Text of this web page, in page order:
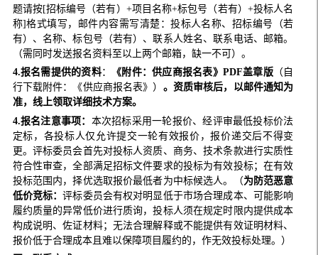
题请按[招标编号（若有）+项目名称+标包号（若有）+投标人名
称]格式填写，邮件内容需写清楚：投标人名称、招标编号（若
有）、名称、标包号（若有）、联系人姓名、联系电话、邮箱。
（需同时发送报名资料至以上两个邮箱，缺一不可）。
4.报名需提供的资料： 《附件：供应商报名表》PDF盖章版 （自
行下载附件：《供应商报名表》） 。资质审核后，以邮件通知为
准， 线上领取详细技术方案。
4.报名注意事项： 本次招标采用一轮报价、经评审最低投标价法
定标，各投标人仅允许提交一轮有效报价，报价递交后不得变
更。评标委员会首先对投标人资质、商务、技术条款进行实质性
符合性审查，全部满足招标文件要求的投标为有效投标；在有效
投标范围内，择优选取报价最低者为中标候选人。（为防范恶意
低价竞标：评标委员会有权对明显低于市场合理成本、可能影响
履约质量的异常低价进行质询，投标人须在规定时限内提供成本
构成说明、佐证材料；无法合理解释或不能提供有效证明材料、
报价低于合理成本且难以保障项目履约的，作无效投标处理。）